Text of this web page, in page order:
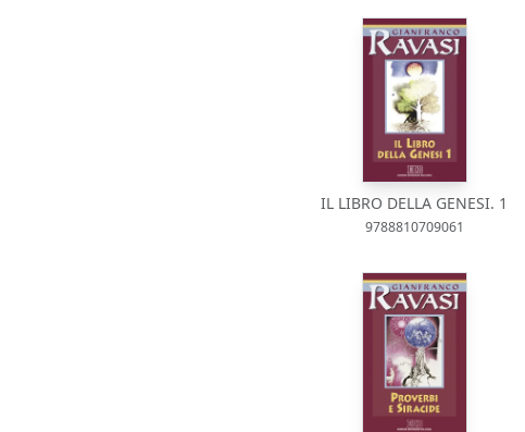
IL LIBRO DELLA GENESI. 1
9788810709061